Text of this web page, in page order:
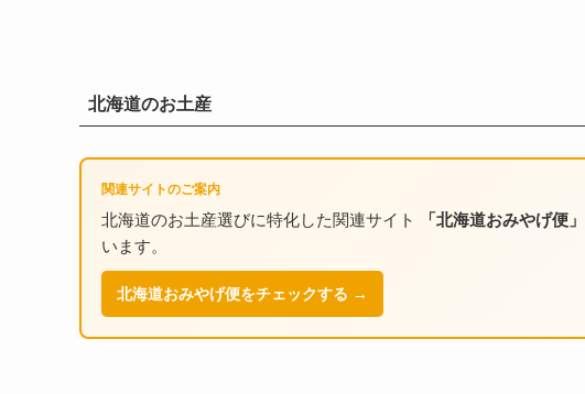
北海道のお土産
関連サイトのご案内
北海道のお土産選びに特化した関連サイト 「北海道おみやげ便」
います。
北海道おみやげ便をチェックする →